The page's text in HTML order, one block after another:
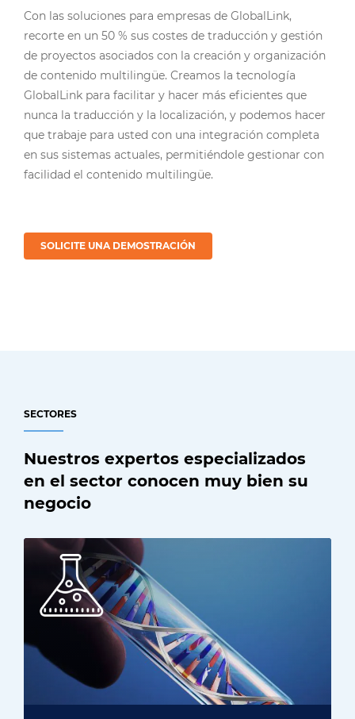
Con las soluciones para empresas de GlobalLink,
recorte en un 50 % sus costes de traducción y gestión
de proyectos asociados con la creación y organización
de contenido multilingüe. Creamos la tecnología
GlobalLink para facilitar y hacer más eficientes que
nunca la traducción y la localización, y podemos hacer
que trabaje para usted con una integración completa
en sus sistemas actuales, permitiéndole gestionar con
facilidad el contenido multilingüe.
SOLICITE UNA DEMOSTRACIÓN
SECTORES
Nuestros expertos especializados
en el sector conocen muy bien su
negocio